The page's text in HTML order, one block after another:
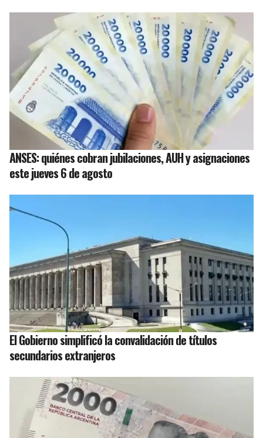
ANSES: quiénes cobran jubilaciones, AUH y asignaciones
este jueves 6 de agosto
El Gobierno simplificó la convalidación de títulos
secundarios extranjeros